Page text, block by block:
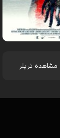
مشاهده تریلر